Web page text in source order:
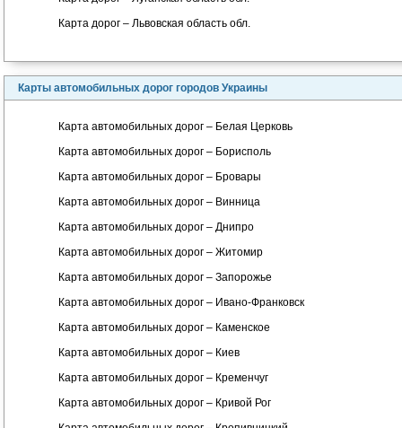
Карта дорог – Львовская область обл.
Карты автомобильных дорог городов Украины
Карта автомобильных дорог – Белая Церковь
Карта автомобильных дорог – Борисполь
Карта автомобильных дорог – Бровары
Карта автомобильных дорог – Винница
Карта автомобильных дорог – Днипро
Карта автомобильных дорог – Житомир
Карта автомобильных дорог – Запорожье
Карта автомобильных дорог – Ивано-Франковск
Карта автомобильных дорог – Каменское
Карта автомобильных дорог – Киев
Карта автомобильных дорог – Кременчуг
Карта автомобильных дорог – Кривой Рог